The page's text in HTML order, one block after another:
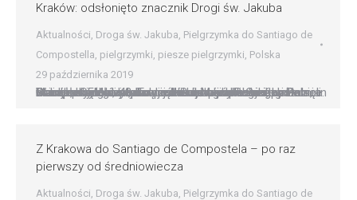
Kraków: odsłonięto znacznik Drogi św. Jakuba
Aktualności, Droga św. Jakuba, Pielgrzymka do Santiago de
Compostella, pielgrzymki, piesze pielgrzymki, Polska
29 października 2019
Granitowy obelisk, dar rządu hiszpańskiego regionu Galicja, którego stolicą jest Santiago de Compostela, stanął przy głównym wejściu do bazyliki ojców franciszkanów, naprzeciwko okna papieskiego na Franciszkańskiej 3. To pierwszy taki znacznik w Polsce. W odsłonięciu symbolu szlaku św. Jakuba udział wzięli m.in. prezydent Krakowa Jacek Majchrowski, bp Damian Muskus OFM, ambasador Hiszpanii w Polsce Javier…
Z Krakowa do Santiago de Compostela – po raz
pierwszy od średniowiecza
Aktualności, Droga św. Jakuba, Pielgrzymka do Santiago de